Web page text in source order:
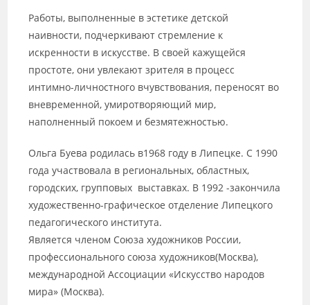
Работы, выполненные в эстетике детской
наивности, подчеркивают стремление к
искренности в искусстве. В своей кажущейся
простоте, они увлекают зрителя в процесс
интимно-личностного вчувствования, переносят во
вневременной, умиротворяющий мир,
наполненный покоем и безмятежностью.
Ольга Буева родилась в1968 году в Липецке. С 1990
года участвовала в региональных, областных,
городских, групповых выставках. В 1992 -закончила
художественно-графическое отделение Липецкого
педагогического института.
Является членом Союза художников России,
профессионального союза художников(Москва),
международной Ассоциации «Искусство народов
мира» (Москва).